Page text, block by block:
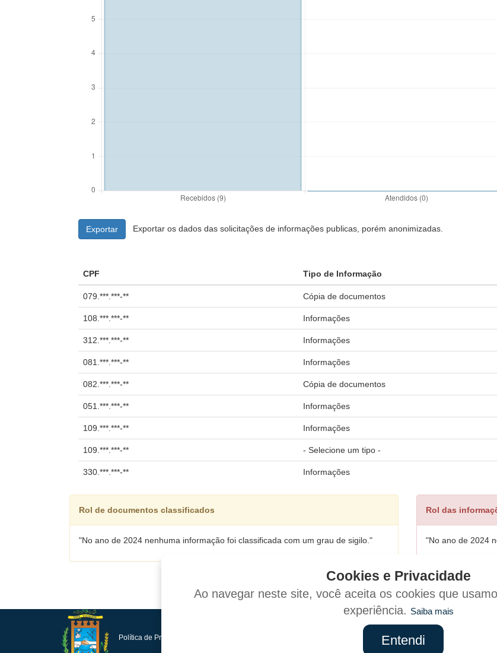
Exportar Exportar os dados das solicitações de informações publicas, porém anonimizadas.
CPF Tipo de Informação
079.***.***-** Cópia de documentos
108.***.***-** Informações
312.***.***-** Informações
081.***.***-** Informações
082.***.***-** Cópia de documentos
051.***.***-** Informações
109.***.***-** Informações
109.***.***-** - Selecione um tipo -
330.***.***-** Informações
Rol de documentos classificados
"No ano de 2024 nenhuma informação foi classificada com um grau de sigilo."
Rol das
"No ano de 2024
Política de Privacidade e Proteção de Dados
Mapa
do Site
Cookies e Privacidade
Ao navegar neste site, você aceita os cookies que
experiência. Saiba mais
Entendi